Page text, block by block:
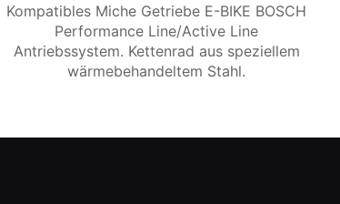
Kompatibles Miche Getriebe E-BIKE BOSCH
Performance Line/Active Line
Antriebssystem. Kettenrad aus speziellem
wärmebehandeltem Stahl.